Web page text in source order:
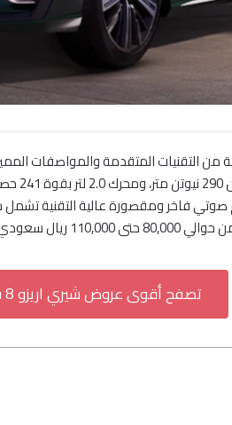
من التقنيات المتقدمة والمواصفات
تقريباً.
تصفح أقوى عروض شيري اريزو 8 في السعودية